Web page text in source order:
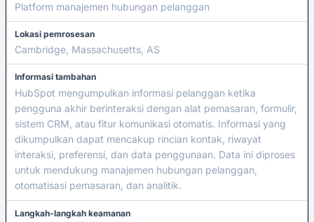
Platform manajemen hubungan pelanggan
Lokasi pemrosesan
Cambridge, Massachusetts, AS
Informasi tambahan
HubSpot mengumpulkan informasi pelanggan ketika
pengguna akhir berinteraksi dengan alat pemasaran, formulir,
sistem CRM, atau fitur komunikasi otomatis. Informasi yang
dikumpulkan dapat mencakup rincian kontak, riwayat
interaksi, preferensi, dan data penggunaan. Data ini diproses
untuk mendukung manajemen hubungan pelanggan,
otomatisasi pemasaran, dan analitik.
Langkah-langkah keamanan